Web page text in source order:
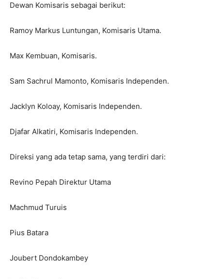
Dewan Komisaris sebagai berikut:
Ramoy Markus Luntungan, Komisaris Utama.
Max Kembuan, Komisaris.
Sam Sachrul Mamonto, Komisaris Independen.
Jacklyn Koloay, Komisaris Independen.
Djafar Alkatiri, Komisaris Independen.
Direksi yang ada tetap sama, yang terdiri dari:
Revino Pepah Direktur Utama
Machmud Turuis
Pius Batara
Joubert Dondokambey